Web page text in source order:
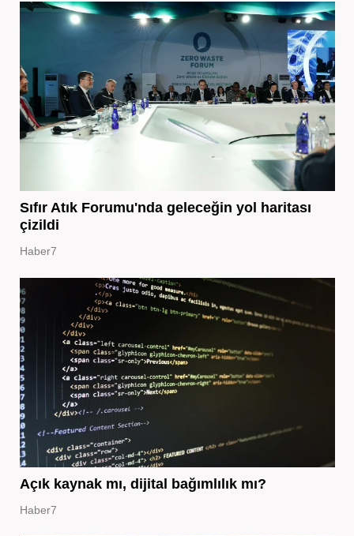
Sıfır Atık Forumu'nda geleceğin yol haritası
çizildi
Haber7
Açık kaynak mı, dijital bağımlılık mı?
Haber7